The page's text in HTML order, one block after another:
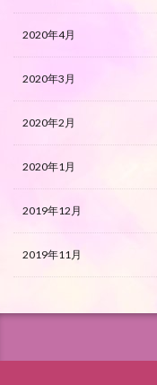
2020年4月
2020年3月
2020年2月
2020年1月
2019年12月
2019年11月